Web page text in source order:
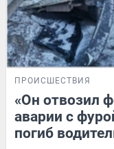
ПРОИСШЕСТВИЯ
«Он отвозил
аварии с
погиб